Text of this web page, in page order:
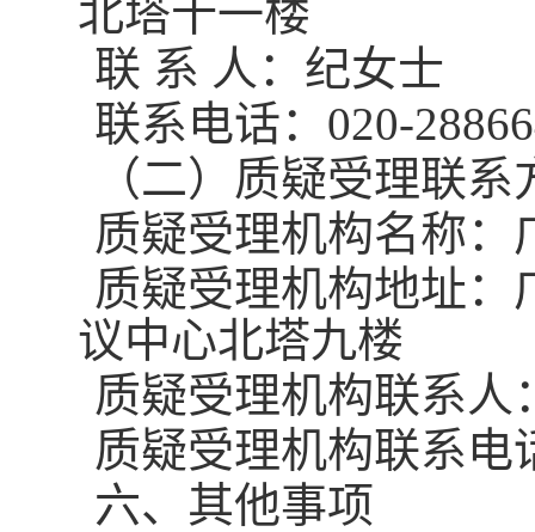
北塔十一楼
联 系 人：纪女士
联系电话： 020-
（二）质疑受理联系
质疑受理机构名称
质疑受理机构地址：
议中心北塔九楼
质疑受理机构联系人
质疑受理机构联系电
六、其他事项